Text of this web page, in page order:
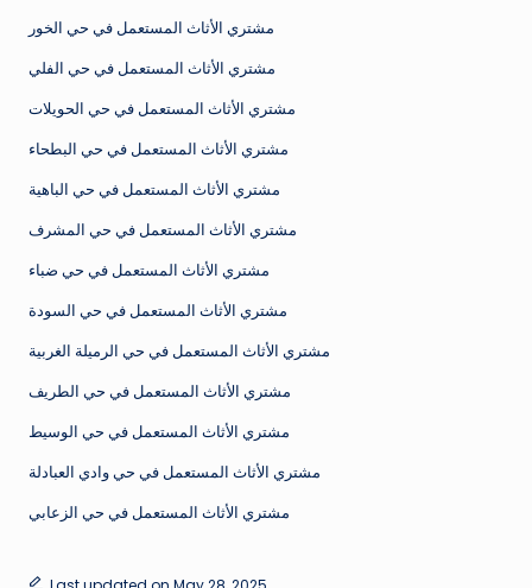
مشتري الأثاث المستعمل في حي الخور
مشتري الأثاث المستعمل في حي الفلي
مشتري الأثاث المستعمل في حي الحويلات
مشتري الأثاث المستعمل في حي البطحاء
مشتري الأثاث المستعمل في حي الباهية
مشتري الأثاث المستعمل في حي المشرف
مشتري الأثاث المستعمل في حي ضباء
مشتري الأثاث المستعمل في حي السودة
مشتري الأثاث المستعمل في حي الرميلة الغربية
مشتري الأثاث المستعمل في حي الطريف
مشتري الأثاث المستعمل في حي الوسيط
مشتري الأثاث المستعمل في حي وادي العبادلة
مشتري الأثاث المستعمل في حي الزعابي